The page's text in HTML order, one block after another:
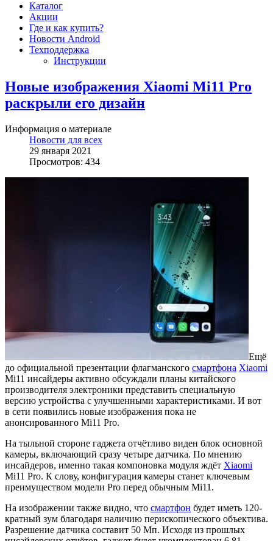
Каталог
Акции
Где и как купить?
Новости Android
Техподдержка
Инструкции
Новые изображения Xiaomi Mi11 Pro
раскрыли его дизайн
Информация о материале
Новости для всех
29 января 2021
Просмотров: 434
Ещё
до официальной презентации флагманского смартфона Xiaomi
Mi11 инсайдеры активно обсуждали планы китайского
производителя электроники представить специальную
версию устройства с улучшенными характеристиками. И вот
в сети появились новые изображения пока не
анонсированного Mi11 Pro.
На тыльной стороне гаджета отчётливо виден блок основной
камеры, включающий сразу четыре датчика. По мнению
инсайдеров, именно такая компоновка модуля ждёт Xiaomi
Mi11 Pro. К слову, конфигурация камеры станет ключевым
преимуществом модели Pro перед обычным Mi11.
На изображении также видно, что смартфон будет иметь 120-
кратный зум благодаря наличию перископического объектива.
Разрешение датчика составит 50 Мп. Исходя из прошлых